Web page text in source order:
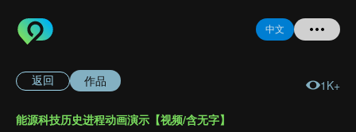
中文
返回 作品 1K+
能源科技历史进程动画演示【视频/含无字】